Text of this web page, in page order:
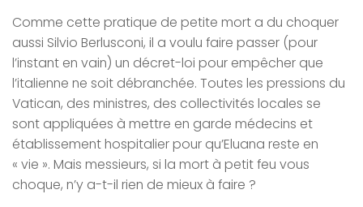
Comme cette pratique de petite mort a du choquer
aussi Silvio Berlusconi, il a voulu faire passer (pour
l’instant en vain) un décret-loi pour empêcher que
l’italienne ne soit débranchée. Toutes les pressions du
Vatican, des ministres, des collectivités locales se
sont appliquées à mettre en garde médecins et
établissement hospitalier pour qu’Eluana reste en
« vie ». Mais messieurs, si la mort à petit feu vous
choque, n’y a-t-il rien de mieux à faire ?